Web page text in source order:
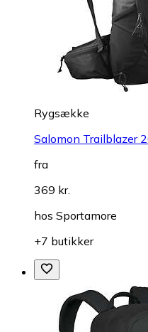
Rygsække
Salomon Trailblazer
fra
369 kr.
hos Sportamore
+7 butikker